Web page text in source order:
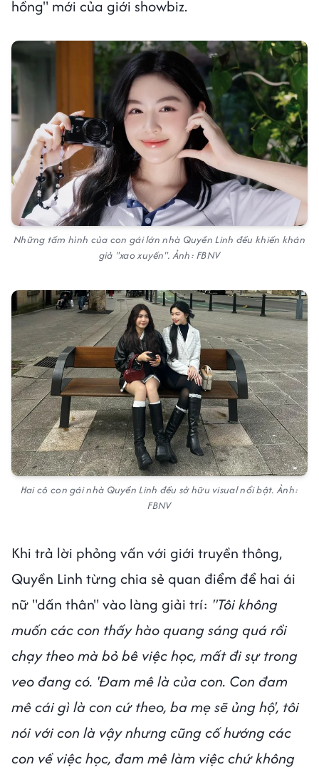
hồng" mới của giới showbiz.
Những tấm hình của con gái lớn nhà Quyền Linh đều khiến khán
giả "xao xuyến". Ảnh: FBNV
Hai cô con gái nhà Quyền Linh đều sở hữu visual nổi bật. Ảnh:
FBNV
Khi trả lời phỏng vấn với giới truyền thông,
Quyền Linh từng chia sẻ quan điểm để hai ái
nữ "dấn thân" vào làng giải trí: "Tôi không
muốn các con thấy hào quang sáng quá rồi
chạy theo mà bỏ bê việc học, mất đi sự trong
veo đang có. 'Đam mê là của con. Con đam
mê cái gì là con cứ theo, ba mẹ sẽ ủng hộ', tôi
nói với con là vậy nhưng cũng cố hướng các
con về việc học, đam mê làm việc chứ không